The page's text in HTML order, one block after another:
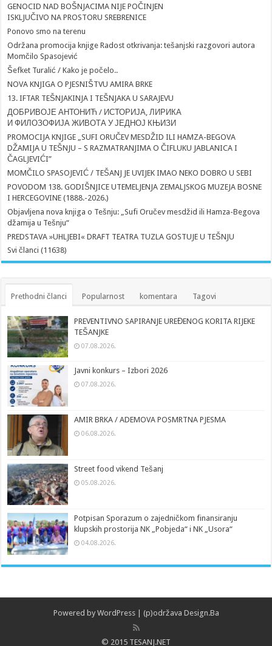
GENOCID NAD BOŠNJACIMA NIJE POČINJEN
ISKLJUČIVO NA PROSTORU SREBRENICE
Ponovo smo na terenu
Održana promocija knjige Radost otkrivanja: tešanjski razgovori autora
Momčilo Spasojević
Šefket Turalić / Kako je počelo..
NOVA KNJIGA O PJESNIŠTVU AMIRA BRKE
13. IFTAR TEŠNJAKINJA I TEŠNJAKA U SARAJEVU
ДОБРИВОЈЕ АНТОНИЋ / ИСТОРИЈА, ЛИРИКА
И ФИЛОЗОФИЈА ЖИВОТА У ЈЕДНОЈ КЊИЗИ
PROMOCIJA KNJIGE „SUFI ORUČEV MESDŽID ILI HAMZA-BEGOVA
DŽAMIJA U TEŠNJU – S RAZMATRANJIMA O ČIFLUKU JABLANICA I
ČAGLJEVIĆI”
MOMČILO SPASOJEVIĆ / TEŠANJ JE UVIJEK IMAO NEKO DOBRO U SEBI
POVODOM 138. GODIŠNJICE UTEMELJENJA ZEMALJSKOG MUZEJA BOSNE
I HERCEGOVINE (1888.-2026.)
Objavljena nova knjiga o Tešnju: „Sufi Oručev mesdžid ili Hamza-Begova
džamija u Tešnju“
PREDSTAVA »UHLJEBI« DRAFT TEATRA TUZLA GOSTUJE U TEŠNJU
Svi članci (11638)
Prethodni članci Popularnost komentara Tagovi
PREVENTIVNO SAPIRANJE UREĐENOG KORITA RIJEKE
TEŠANJKE
07.08.2026.
Javni konkurs – Izbori 2026
07.08.2026.
AMIR BRKA / ADEMOVA POSMRTNA PJESMA
06.08.2026.
Street food vikend Tešanj
05.08.2026.
Potpisan Sporazum o zajedničkom finansiranju
klupskih prostorija NK „Pobjeda“ i NK „Usora“
04.08.2026.
Powered by WordPress| (p)održava Design.Ba
© 2015 TESANJ.NET